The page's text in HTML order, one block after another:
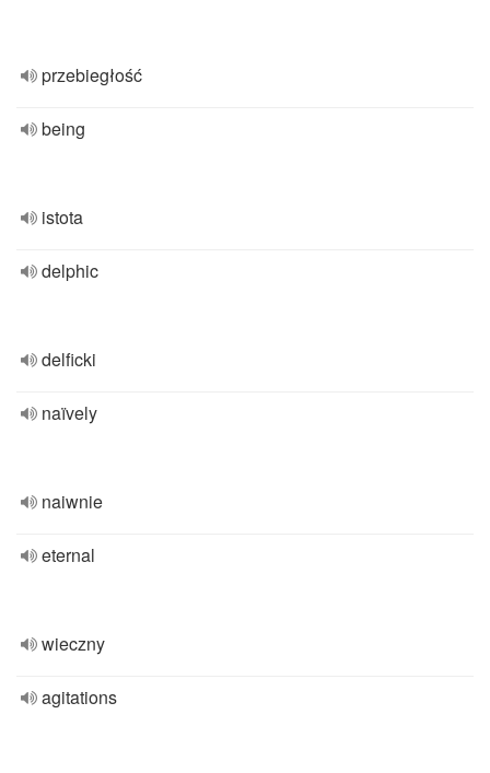
przebiegłość
being
istota
delphic
delficki
naïvely
naiwnie
eternal
wieczny
agitations